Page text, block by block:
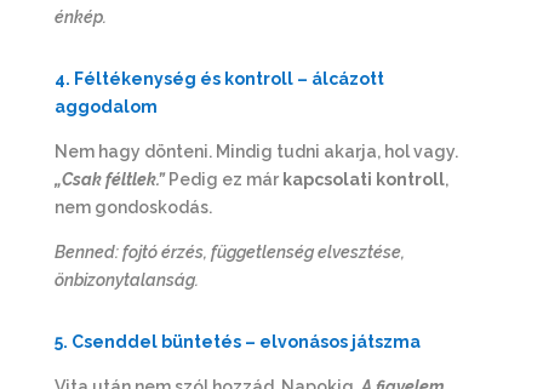
énkép.
4. Féltékenység és kontroll – álcázott
aggodalom
Nem hagy dönteni. Mindig tudni akarja, hol vagy.
„Csak féltlek.”Pedig ez már kapcsolati kontroll,
nem gondoskodás.
Benned: fojtó érzés, függetlenség elvesztése,
önbizonytalanság.
5. Csenddel büntetés – elvonásos játszma